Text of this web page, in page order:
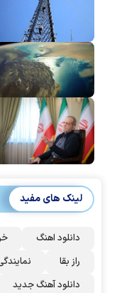
لینک های مفید
دانلود اهنگ
راز بقا
دانلود آهنگ جدید